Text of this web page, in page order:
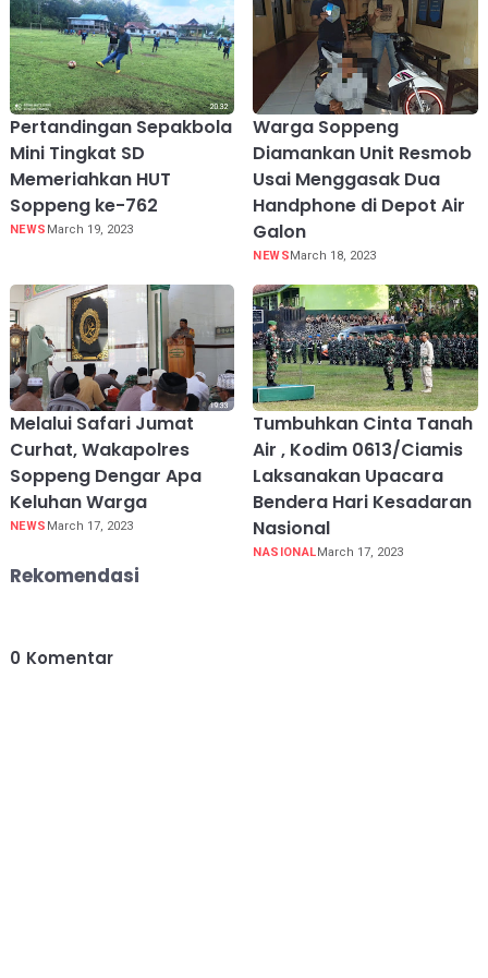
Pertandingan Sepakbola
Mini Tingkat SD
Memeriahkan HUT
Soppeng ke-762
NEWS March 19, 2023
Warga Soppeng
Diamankan Unit Resmob
Usai Menggasak Dua
Handphone di Depot Air
Galon
NEWSMarch 18, 2023
Melalui Safari Jumat
Curhat, Wakapolres
Soppeng Dengar Apa
Keluhan Warga
NEWS March 17, 2023
Tumbuhkan Cinta Tanah
Air , Kodim 0613/Ciamis
Laksanakan Upacara
Bendera Hari Kesadaran
Nasional
NASIONALMarch 17, 2023
Rekomendasi
0 Komentar